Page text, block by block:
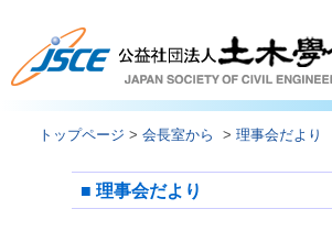
トップページ > 会長室から > 理事会だより
■ 理事会だより